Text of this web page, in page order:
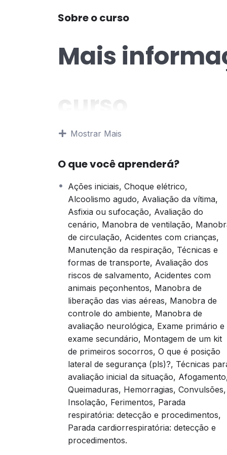
Sobre o curso
Mais
O curso de Nocões de Primeiros Socorros
ações iniciais; avaliação do cenário e da
manutenção da respiração; técnicas e
Objetivos do
Explanar sobre os conteúdos que ajudem
Primeiros Socorros.
OBSERVAÇÃO: PARA QUE O(A)
SEJAM REALIZADAS TODAS AS ETAPAS
SEGUEM UMA ORDEM, ONDE A ETAPA
CONCLUSÃO DA ANTERIOR). NESSE
ETAPAS.
ESSA AULA CONTÉM O CONTEÚDO
PARA A AQUISIÇÃO DO CONHECIMENTO
Mostrar Mais
O que você aprenderá?
Ações iniciais, Choque elétrico,
Alcoolismo agudo, Avaliação da vítima,
Asfixia ou sufocação, Avaliação do
cenário, Manobra de ventilação,
de circulação, Acidentes com crianças,
Manutenção da respiração, Técnicas e
formas de transporte, Avaliação dos
riscos de salvamento, Acidentes com
animais peçonhentos, Manobra de
liberação das vias aéreas, Manobra de
controle do ambiente, Manobra de
avaliação neurológica, Exame primário e
exame secundário, Montagem de um kit
de primeiros socorros, O que é posição
lateral de segurança (pls)?, Técnicas
avaliação inicial da situação,
Queimaduras, Hemorragias, Convulsões,
Insolação, Ferimentos, Parada
respiratória: detecção e procedimentos,
Parada cardiorrespiratória: detecção e
procedimentos.